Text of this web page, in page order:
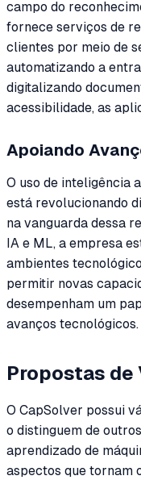
campo do
fornece serviços de
clientes por meio de
automatizando a
digitalizando
acessibilidade, as
Apoiando
O uso de inteligência
está revolucionando
na vanguarda dessa
IA e ML, a empresa
ambientes
permitir novas
desempenham um
avanços tecnológicos.
Propostas de
O CapSolver possui
o distinguem de
aprendizado de
aspectos que tornam